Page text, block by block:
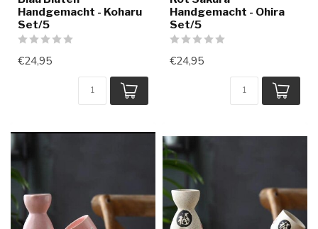
Handgemacht - Koharu
Set/5
€24,95
Handgemacht - Ohira
Set/5
€24,95